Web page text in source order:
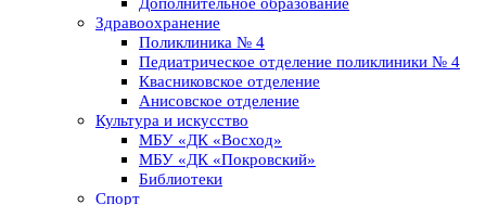
Дополнительное образование
Здравоохранение
Поликлиника № 4
Педиатрическое отделение поликлиники № 4
Квасниковское отделение
Анисовское отделение
Культура и искусство
МБУ «ДК «Восход»
МБУ «ДК «Покровский»
Библиотеки
Спорт